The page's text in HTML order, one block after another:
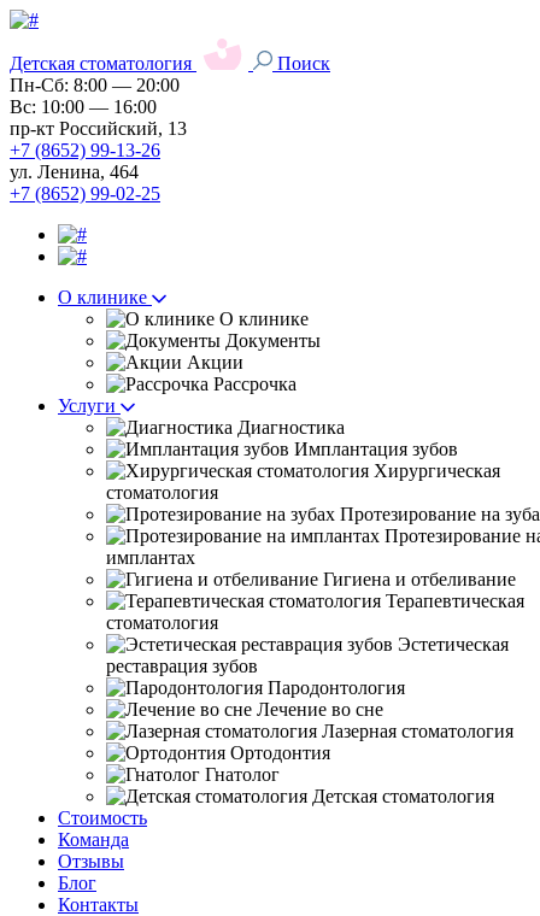
Детская стоматология
Поиск
Пн-Сб: 8:00 — 20:00
Вс: 10:00 — 16:00
пр-кт Российский, 13
+7 (8652) 99-13-26
ул. Ленина, 464
+7 (8652) 99-02-25
О клинике
О клинике
Документы
Акции
Рассрочка
Услуги
Диагностика
Имплантация зубов
Хирургическая
стоматология
Протезирование на
Протезирование
имплантах
Гигиена и отбеливание
Терапевтическая
стоматология
Эстетическая
реставрация зубов
Пародонтология
Лечение во сне
Лазерная стоматология
Ортодонтия
Гнатолог
Детская стоматология
Стоимость
Команда
Отзывы
Блог
Контакты